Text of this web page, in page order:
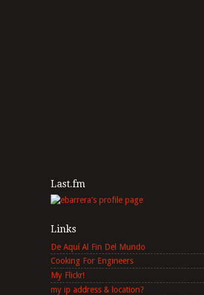
Last.fm
Links
De Aquí Al Fin Del Mundo
Cooking For Engineers
My Flickr!
my ip address & location?